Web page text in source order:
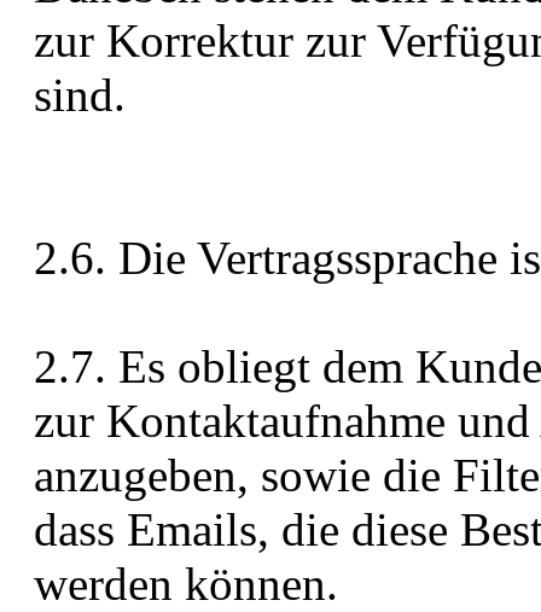
zur Korrektur zur
sind.
2.6. Die Vertragssprache
2.7. Es obliegt dem
zur Kontaktaufnahme
anzugeben, sowie die
dass Emails, die diese
werden können.